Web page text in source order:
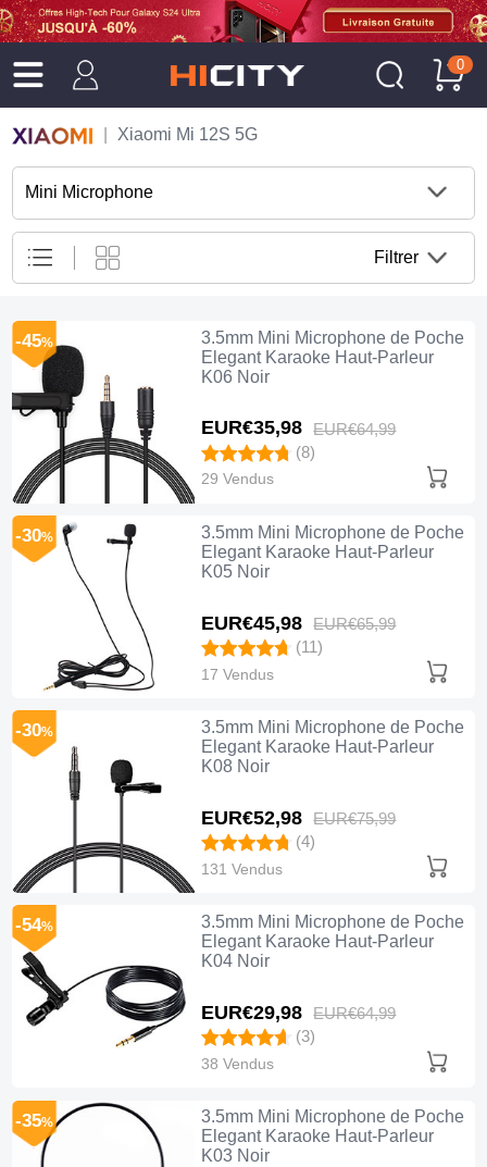
0
Xiaomi Mi 12S 5G
Mini Microphone
Filtrer
3.5mm Mini Microphone de Poche
Elegant Karaoke Haut-Parleur
K06 Noir
EUR€35,98 EUR€64,99
-45%
(8)
29 Vendus
3.5mm Mini Microphone de Poche
Elegant Karaoke Haut-Parleur
K05 Noir
EUR€45,98 EUR€65,99
-30%
(11)
17 Vendus
3.5mm Mini Microphone de Poche
Elegant Karaoke Haut-Parleur
K08 Noir
EUR€52,98 EUR€75,99
-30%
(4)
131 Vendus
3.5mm Mini Microphone de Poche
Elegant Karaoke Haut-Parleur
K04 Noir
EUR€29,98 EUR€64,99
-54%
(3)
38 Vendus
3.5mm Mini Microphone de Poche
Elegant Karaoke Haut-Parleur
K03 Noir
-35%